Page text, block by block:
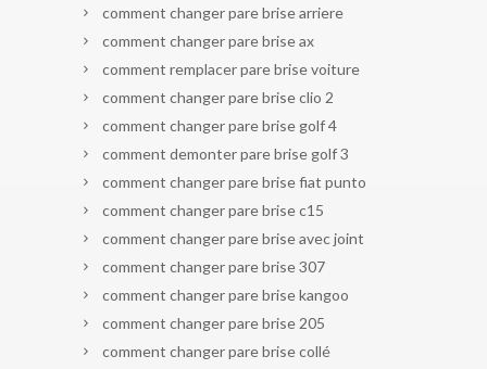
comment changer pare brise arriere
comment changer pare brise ax
comment remplacer pare brise voiture
comment changer pare brise clio 2
comment changer pare brise golf 4
comment demonter pare brise golf 3
comment changer pare brise fiat punto
comment changer pare brise c15
comment changer pare brise avec joint
comment changer pare brise 307
comment changer pare brise kangoo
comment changer pare brise 205
comment changer pare brise collé